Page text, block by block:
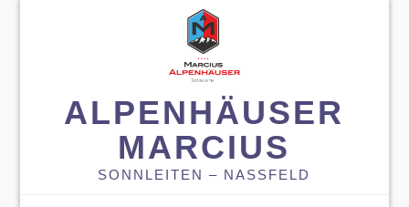
ALPENHÄUSER
MARCIUS
SONNLEITEN – NASSFELD